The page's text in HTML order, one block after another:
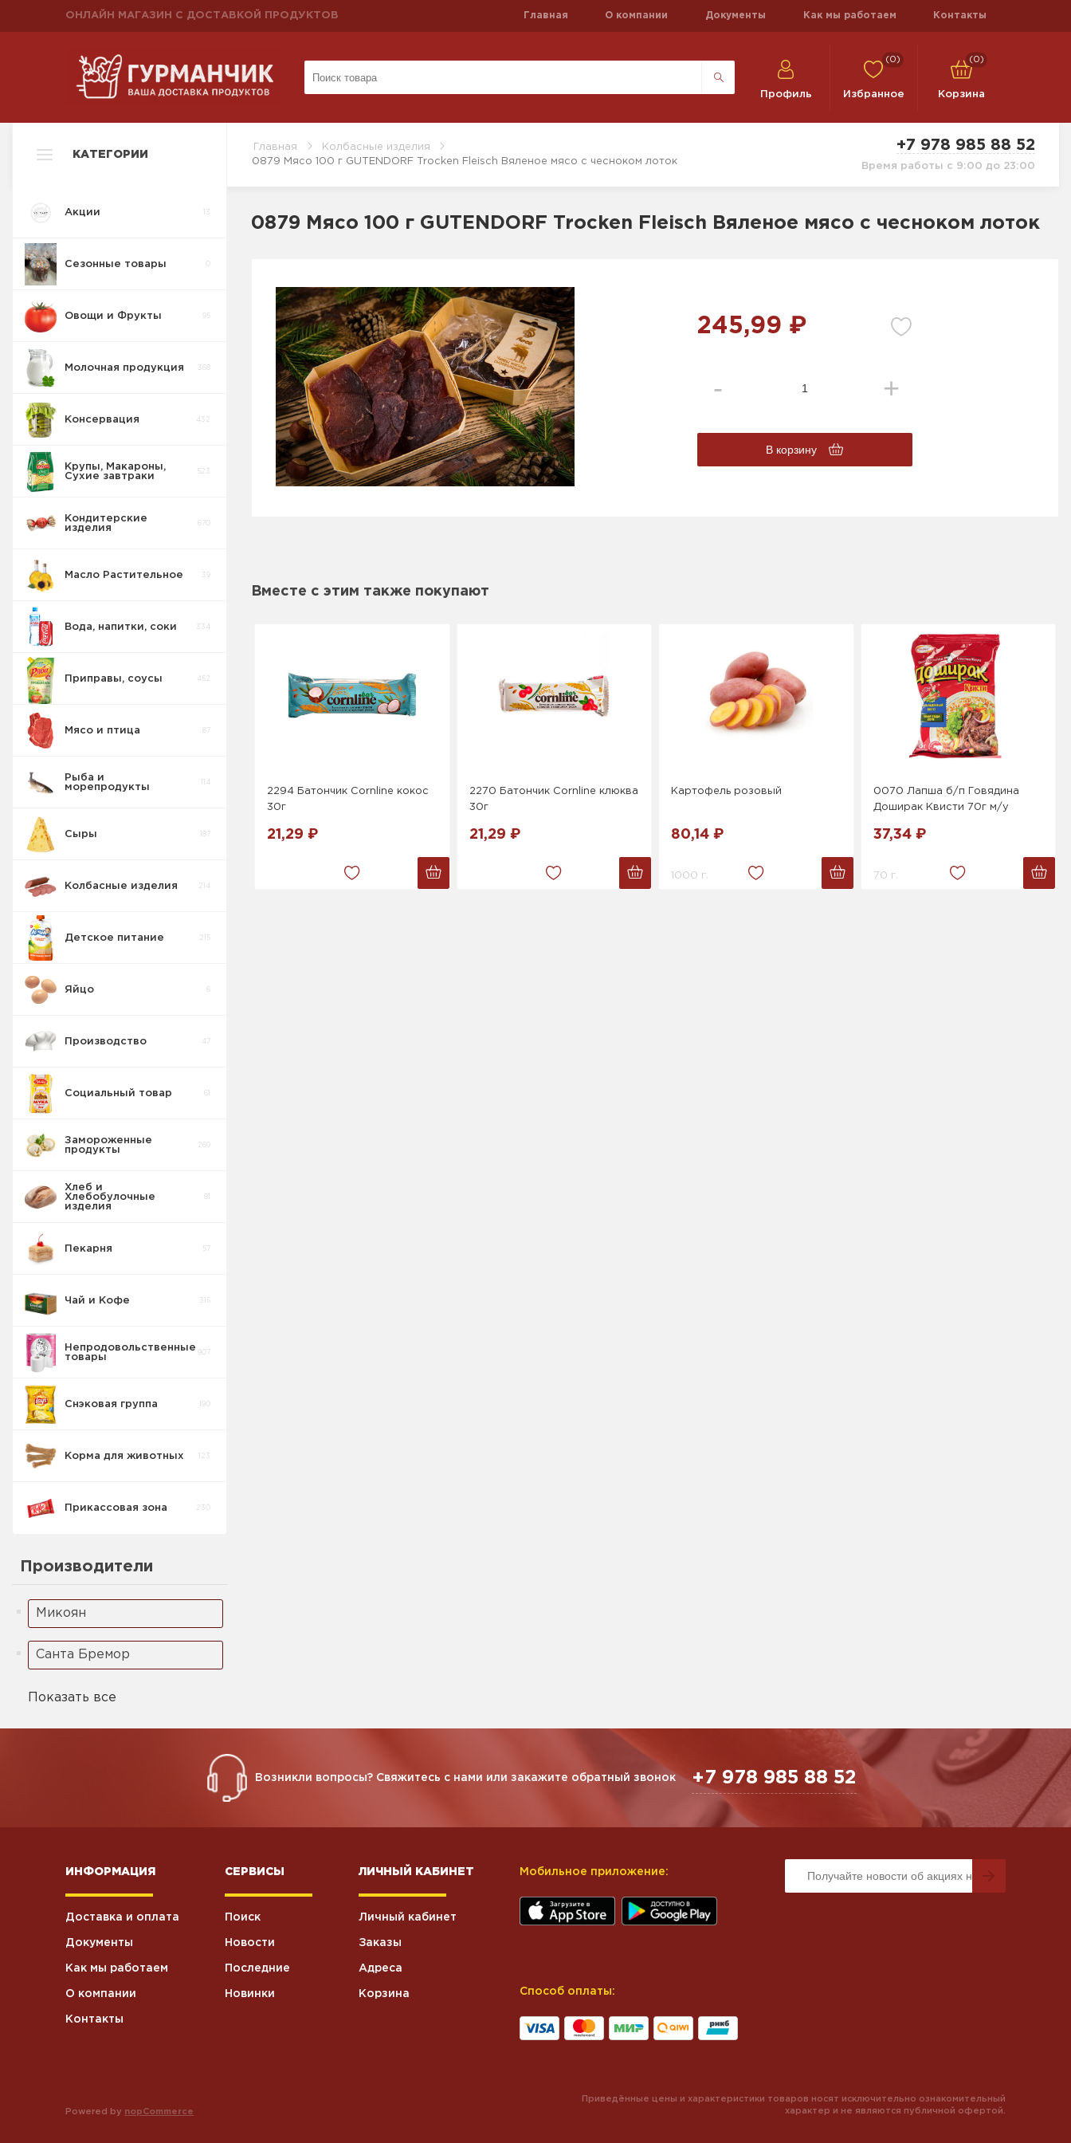
ОНЛАЙН МАГАЗИН С ДОСТАВКОЙ ПРОДУКТОВ Главная О компании Документы Как мы работаем Контакты
Профиль
(0)
Избранное
(0)
Корзина
Главная
Колбасные изделия
0879 Мясо 100 г GUTENDORF Trocken Fleisch Вяленое мясо с чесноком лоток
+7 978 985 88 52
Время работы с 9:00 до 23:00
КАТЕГОРИИ
Акции 13
Сезонные товары
Овощи и Фрукты 95
Молочная продукция 368
Консервация 432
Крупы, Макароны,
Сухие завтраки
523
Кондитерские
изделия
670
Масло Растительное 39
Вода, напитки, соки 334
Приправы, соусы 452
Мясо и птица 87
Рыба и
морепродукты
114
Сыры 187
Колбасные изделия 214
Весовой товар
Детское питание 215
Яйцо 6
Производство 47
Социальный товар 61
Замороженные
продукты
269
Хлеб и
Хлебобулочные
изделия
81
Пекарня 57
Чай и Кофе 315
Непродовольственные
товары
907
Снэковая группа 190
Корма для животных 123
Прикассовая зона 230
Производители
Микоян
Санта Бремор
Показать все
0879 Мясо 100 г GUTENDORF Trocken Fleisch Вяленое мясо с чесноком лоток
245,99 ₽
В корзину
Вместе с этим также покупают
2294 Батончик Cornline кокос
30г
21,29 ₽
2270 Батончик Cornline клюква
30г
21,29 ₽
Картофель розовый
80,14 ₽
1000 г.
0070 Лапша б/п Говядина
Доширак Квисти 70г м/у
37,34 ₽
70 г.
Возникли вопросы? Свяжитесь с нами или закажите обратный звонок +7 978 985 88 52
ИНФОРМАЦИЯ
Доставка и оплата
Документы
Как мы работаем
О компании
Контакты
СЕРВИСЫ
Поиск
Новости
Последние
Новинки
ЛИЧНЫЙ КАБИНЕТ
Личный кабинет
Заказы
Адреса
Корзина
Мобильное приложение:
Способ оплаты:
Powered by nopCommerce
Приведённые цены и характеристики товаров носят исключительно ознакомительный
характер и не являются публичной офертой.